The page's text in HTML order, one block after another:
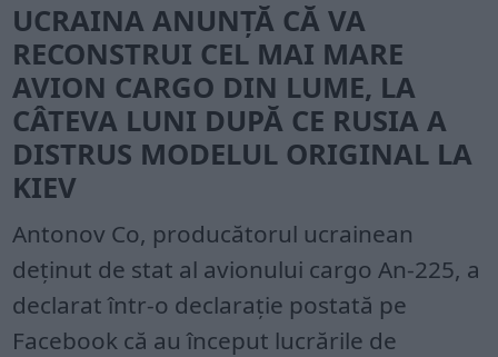
UCRAINA ANUNȚĂ CĂ VA
RECONSTRUI CEL MAI MARE
AVION CARGO DIN LUME, LA
CÂTEVA LUNI DUPĂ CE RUSIA A
DISTRUS MODELUL ORIGINAL LA
KIEV
Antonov Co, producătorul ucrainean
deținut de stat al avionului cargo An-225, a
declarat într-o declarație postată pe
Facebook că au început lucrările de